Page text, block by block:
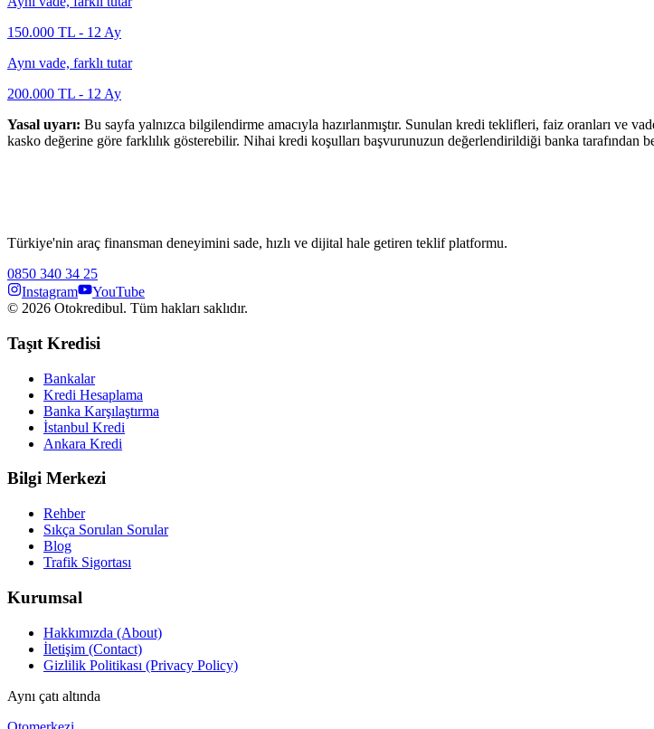
150.000 TL - 12 Ay
Aynı vade, farklı tutar
200.000 TL - 12 Ay
Yasal uyarı: Bu sayfa yalnızca bilgilendirme amacıyla hazırlanmıştır. Sunulan kredi teklifleri, faiz oranları ve
kasko değerine göre farklılık gösterebilir. Nihai kredi koşulları başvurunuzun değerlendirildiği banka tarafından
Türkiye'nin araç finansman deneyimini sade, hızlı ve dijital hale getiren teklif platformu.
0850 340 34 25
Instagram
YouTube
© 2026 Otokredibul. Tüm hakları saklıdır.
Taşıt Kredisi
Bankalar
Kredi Hesaplama
Banka Karşılaştırma
İstanbul Kredi
Ankara Kredi
Bilgi Merkezi
Rehber
Sıkça Sorulan Sorular
Blog
Trafik Sigortası
Kurumsal
Hakkımızda (About)
İletişim (Contact)
Gizlilik Politikası (Privacy Policy)
Aynı çatı altında